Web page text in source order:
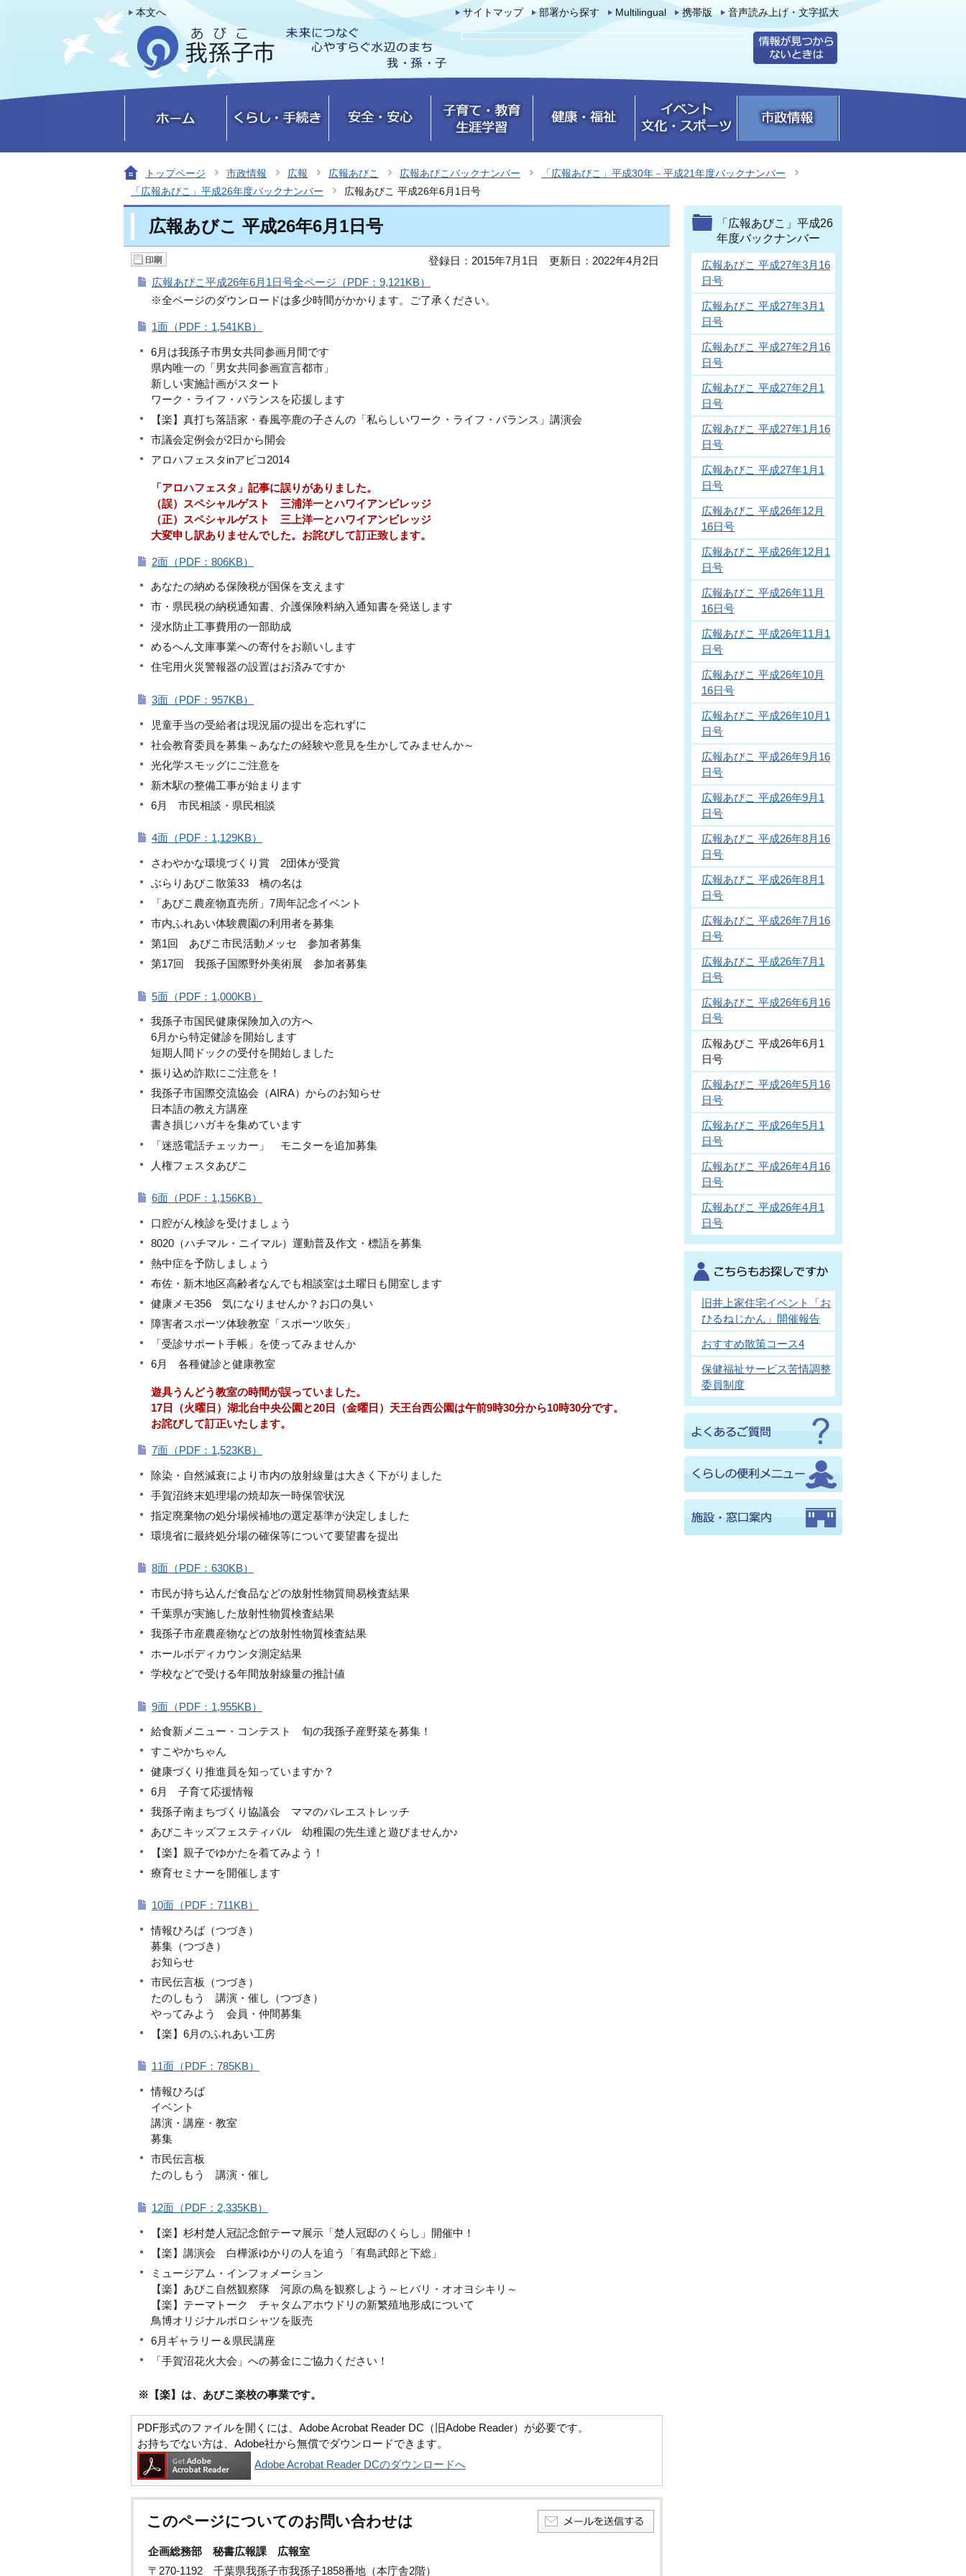
本文へ サイトマップ 部署から探す Multilingual 携帯版 音声読み上げ・文字拡大
トップページ 市政情報 広報 広報あびこ 広報あびこバックナンバー
「広報あびこ」平成30年－平成21年度バックナンバー
「広報あびこ」平成26年度バックナンバー
広報あびこ 平成26年6月1日号
広報あびこ 平成26年6月1日号
登録日：2015年7月1日
更新日：2022年4月2日
広報あびこ平成26年6月1日号全ページ（PDF：9,121KB）
※全ページのダウンロードは多少時間がかかります。ご了承ください。
1面（PDF：1,541KB）
6月は我孫子市男女共同参画月間です
県内唯一の「男女共同参画宣言都市」
新しい実施計画がスタート
ワーク・ライフ・バランスを応援します
【楽】真打ち落語家・春風亭鹿の子さんの「私らしいワーク・ライフ・バランス」講演会
市議会定例会が2日から開会
アロハフェスタinアビコ2014
「アロハフェスタ」記事に誤りがありました。
（誤）スペシャルゲスト 三浦洋一とハワイアンビレッジ
（正）スペシャルゲスト 三上洋一とハワイアンビレッジ
大変申し訳ありませんでした。お詫びして訂正致します。
2面（PDF：806KB）
あなたの納める保険税が国保を支えます
市・県民税の納税通知書、介護保険料納入通知書を発送します
浸水防止工事費用の一部助成
めるへん文庫事業への寄付をお願いします
住宅用火災警報器の設置はお済みですか
3面（PDF：957KB）
児童手当の受給者は現況届の提出を忘れずに
社会教育委員を募集～あなたの経験や意見を生かしてみませんか～
光化学スモッグにご注意を
新木駅の整備工事が始まります
6月 市民相談・県民相談
4面（PDF：1,129KB）
さわやかな環境づくり賞 2団体が受賞
ぶらりあびこ散策33 橋の名は
「あびこ農産物直売所」7周年記念イベント
市内ふれあい体験農園の利用者を募集
第1回 あびこ市民活動メッセ 参加者募集
第17回 我孫子国際野外美術展 参加者募集
5面（PDF：1,000KB）
我孫子市国民健康保険加入の方へ
6月から特定健診を開始します
短期人間ドックの受付を開始しました
振り込め詐欺にご注意を！
我孫子市国際交流協会（AIRA）からのお知らせ
日本語の教え方講座
書き損じハガキを集めています
「迷惑電話チェッカー」 モニターを追加募集
人権フェスタあびこ
6面（PDF：1,156KB）
口腔がん検診を受けましょう
8020（ハチマル・ニイマル）運動普及作文・標語を募集
熱中症を予防しましょう
布佐・新木地区高齢者なんでも相談室は土曜日も開室します
健康メモ356 気になりませんか？お口の臭い
障害者スポーツ体験教室「スポーツ吹矢」
「受診サポート手帳」を使ってみませんか
6月 各種健診と健康教室
遊具うんどう教室の時間が誤っていました。
17日（火曜日）湖北台中央公園と20日（金曜日）天王台西公園は午前9時30分から10時30分です。
お詫びして訂正いたします。
7面（PDF：1,523KB）
除染・自然減衰により市内の放射線量は大きく下がりました
手賀沼終末処理場の焼却灰一時保管状況
指定廃棄物の処分場候補地の選定基準が決定しました
環境省に最終処分場の確保等について要望書を提出
8面（PDF：630KB）
市民が持ち込んだ食品などの放射性物質簡易検査結果
千葉県が実施した放射性物質検査結果
我孫子市産農産物などの放射性物質検査結果
ホールボディカウンタ測定結果
学校などで受ける年間放射線量の推計値
9面（PDF：1,955KB）
給食新メニュー・コンテスト 旬の我孫子産野菜を募集！
すこやかちゃん
健康づくり推進員を知っていますか？
6月 子育て応援情報
我孫子南まちづくり協議会 ママのバレエストレッチ
あびこキッズフェスティバル 幼稚園の先生達と遊びませんか♪
【楽】親子でゆかたを着てみよう！
療育セミナーを開催します
10面（PDF：711KB）
情報ひろば（つづき）
募集（つづき）
お知らせ
市民伝言板（つづき）
たのしもう 講演・催し（つづき）
やってみよう 会員・仲間募集
【楽】6月のふれあい工房
11面（PDF：785KB）
情報ひろば
イベント
講演・講座・教室
募集
市民伝言板
たのしもう 講演・催し
12面（PDF：2,335KB）
【楽】杉村楚人冠記念館テーマ展示「楚人冠邸のくらし」開催中！
【楽】講演会 白樺派ゆかりの人を追う「有島武郎と下総」
ミュージアム・インフォメーション
【楽】あびこ自然観察隊 河原の鳥を観察しよう～ヒバリ・オオヨシキリ～
【楽】テーマトーク チャタムアホウドリの新繁殖地形成について
鳥博オリジナルポロシャツを販売
6月ギャラリー＆県民講座
「手賀沼花火大会」への募金にご協力ください！
※【楽】は、あびこ楽校の事業です。
PDF形式のファイルを開くには、Adobe Acrobat Reader DC（旧Adobe Reader）が必要です。
お持ちでない方は、Adobe社から無償でダウンロードできます。
Adobe Acrobat Reader DCのダウンロードへ
このページについてのお問い合わせは
企画総務部 秘書広報課 広報室
〒270-1192 千葉県我孫子市我孫子1858番地（本庁舎2階）
「広報あびこ」平成26
年度バックナンバー
広報あびこ 平成27年3月16
日号
広報あびこ 平成27年3月1
日号
広報あびこ 平成27年2月16
日号
広報あびこ 平成27年2月1
日号
広報あびこ 平成27年1月16
日号
広報あびこ 平成27年1月1
日号
広報あびこ 平成26年12月
16日号
広報あびこ 平成26年12月1
日号
広報あびこ 平成26年11月
16日号
広報あびこ 平成26年11月1
日号
広報あびこ 平成26年10月
16日号
広報あびこ 平成26年10月1
日号
広報あびこ 平成26年9月16
日号
広報あびこ 平成26年9月1
日号
広報あびこ 平成26年8月16
日号
広報あびこ 平成26年8月1
日号
広報あびこ 平成26年7月16
日号
広報あびこ 平成26年7月1
日号
広報あびこ 平成26年6月16
日号
広報あびこ 平成26年6月1
日号
広報あびこ 平成26年5月16
日号
広報あびこ 平成26年5月1
日号
広報あびこ 平成26年4月16
日号
広報あびこ 平成26年4月1
日号
旧井上家住宅イベント「お
ひるねじかん」開催報告
おすすめ散策コース4
保健福祉サービス苦情調整
委員制度